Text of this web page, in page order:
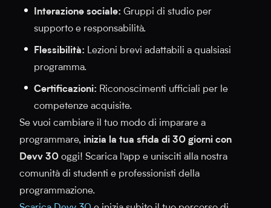
Interazione sociale: Gruppi di studio per
supporto e responsabilità.
Flessibilità: Lezioni brevi adattabili a qualsiasi
programma.
Certificazioni: Riconoscimenti ufficiali per le
competenze acquisite.
Se vuoi cambiare il tuo modo di imparare a
programmare, inizia la tua sfida di 30 giorni con
Devv 30 oggi! Scarica l'app e unisciti alla nostra
comunità di studenti e professionisti della
programmazione.